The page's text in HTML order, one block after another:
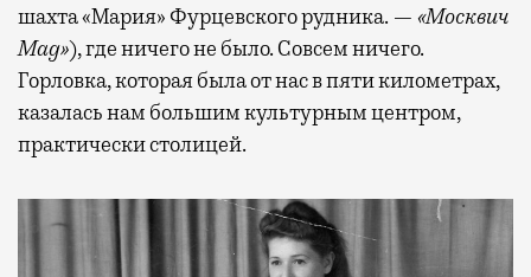
шахта «Мария» Фурцевского рудника. — «Москвич
Mag»), где ничего не было. Совсем ничего.
Горловка, которая была от нас в пяти километрах,
казалась нам большим культурным центром,
практически столицей.